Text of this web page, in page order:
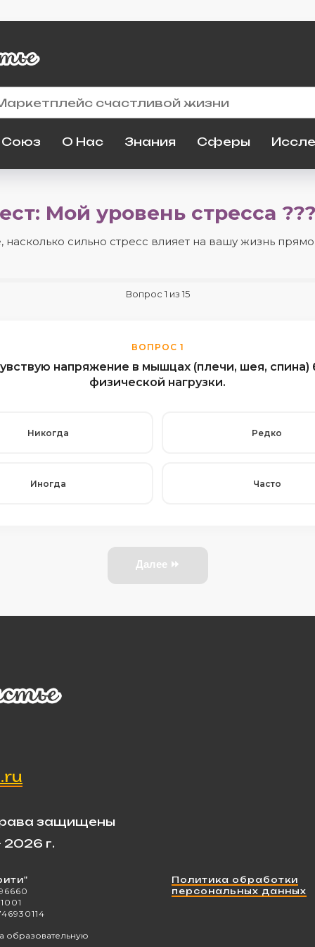
Союз О Нас Знания Сферы
Мой уровень стресса
насколько сильно стресс влияет на вашу жизнь
Вопрос 1 из 15
ВОПРОС 1
напряжение в мышцах (плечи, шея, спина)
физической нагрузки.
Никогда Редко
Иногда Часто
Далее ⏩
защищены
2026 г.
образовательную
Политика обработки
персональных данных